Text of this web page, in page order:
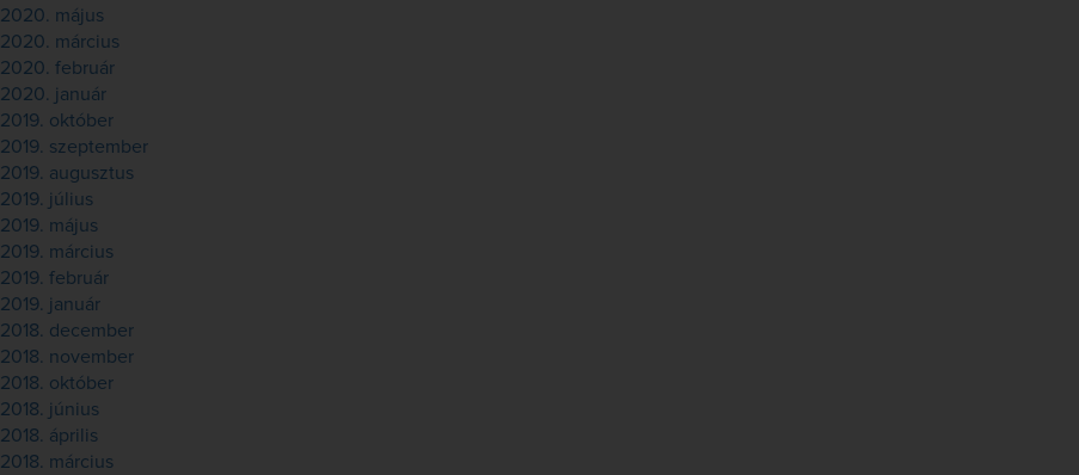
2020. május
2020. március
2020. február
2020. január
2019. október
2019. szeptember
2019. augusztus
2019. július
2019. május
2019. március
2019. február
2019. január
2018. december
2018. november
2018. október
2018. június
2018. április
2018. március